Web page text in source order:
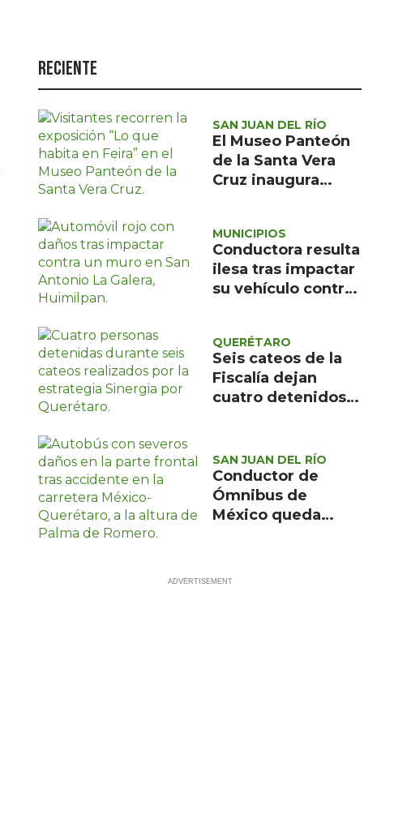
Política
Turismo
Asuntos Sociales
Estilo de vida
Reciente
SAN JUAN DEL RÍO
El Museo Panteón
de la Santa Vera
Cruz inaugura
de la Feira
MUNICIPIOS
Conductora resulta
ilesa tras impactar
su vehículo contra
QUERÉTARO
Seis cateos de la
Fiscalía dejan
cuatro detenidos y
Querétaro
SAN JUAN DEL RÍO
Conductor de
Ómnibus de
México queda